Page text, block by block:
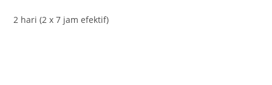
2 hari (2 x 7 jam efektif)